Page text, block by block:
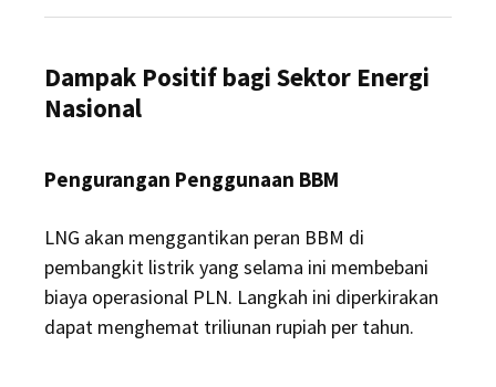
Dampak Positif bagi Sektor Energi
Nasional
Pengurangan Penggunaan BBM
LNG akan menggantikan peran BBM di
pembangkit listrik yang selama ini membebani
biaya operasional PLN. Langkah ini diperkirakan
dapat menghemat triliunan rupiah per tahun.